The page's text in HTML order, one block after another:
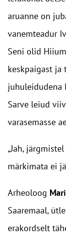
aruanne on
vanemteadur
Seni olid
keskpaigast ja
juhuleidudena
Sarve leiud
varasemasse
„Jah,
märkimata ei
Arheoloog
Saaremaal,
erakordselt